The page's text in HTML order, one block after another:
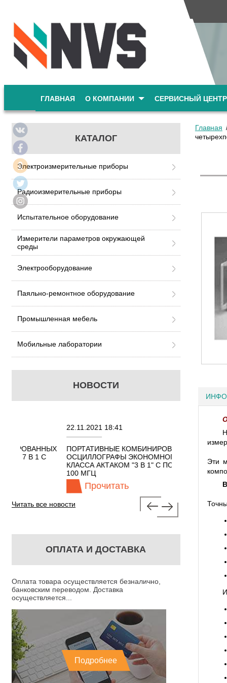
ГЛАВНАЯ О КОМПАНИИ СЕРВИСНЫЙ ЦЕНТР
КАТАЛОГ
Электроизмерительные приборы
Радиоизмерительные приборы
Испытательное оборудование
Измерители параметров окружающей
среды
Электрооборудование
Паяльно-ремонтное оборудование
Промышленная мебель
Мобильные лаборатории
НОВОСТИ
22.11.2021 18:41
ПОРТАТИВНЫЕ КОМБИНИРОВАННЫЕ
ОСЦИЛЛОГРАФЫ ЭКОНОМНОГО
КЛАССА АКТАКОМ "3 В 1" С ПОЛОСОЙ
Прочитать
Читать все новости
ОПЛАТА И ДОСТАВКА
Оплата товара осуществляется безналично,
банковским переводом. Доставка
осуществляется...
Подробнее
Главная
Эти